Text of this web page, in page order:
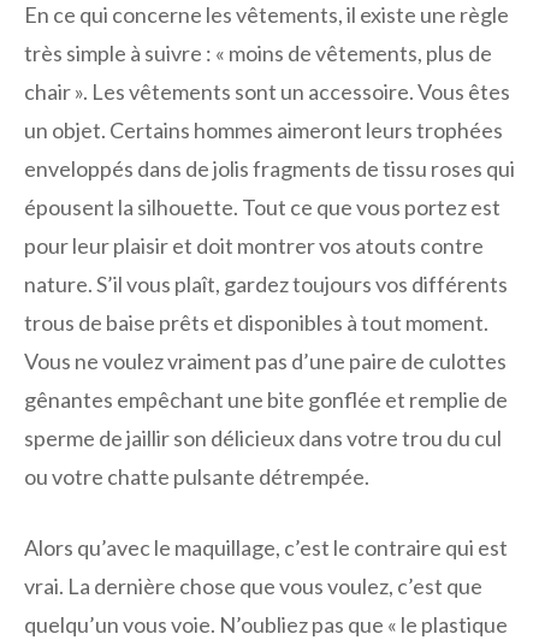
En ce qui concerne les vêtements, il existe une règle
très simple à suivre : « moins de vêtements, plus de
chair ». Les vêtements sont un accessoire. Vous êtes
un objet. Certains hommes aimeront leurs trophées
enveloppés dans de jolis fragments de tissu roses qui
épousent la silhouette. Tout ce que vous portez est
pour leur plaisir et doit montrer vos atouts contre
nature. S’il vous plaît, gardez toujours vos différents
trous de baise prêts et disponibles à tout moment.
Vous ne voulez vraiment pas d’une paire de culottes
gênantes empêchant une bite gonflée et remplie de
sperme de jaillir son délicieux dans votre trou du cul
ou votre chatte pulsante détrempée.
Alors qu’avec le maquillage, c’est le contraire qui est
vrai. La dernière chose que vous voulez, c’est que
quelqu’un vous voie. N’oubliez pas que « le plastique